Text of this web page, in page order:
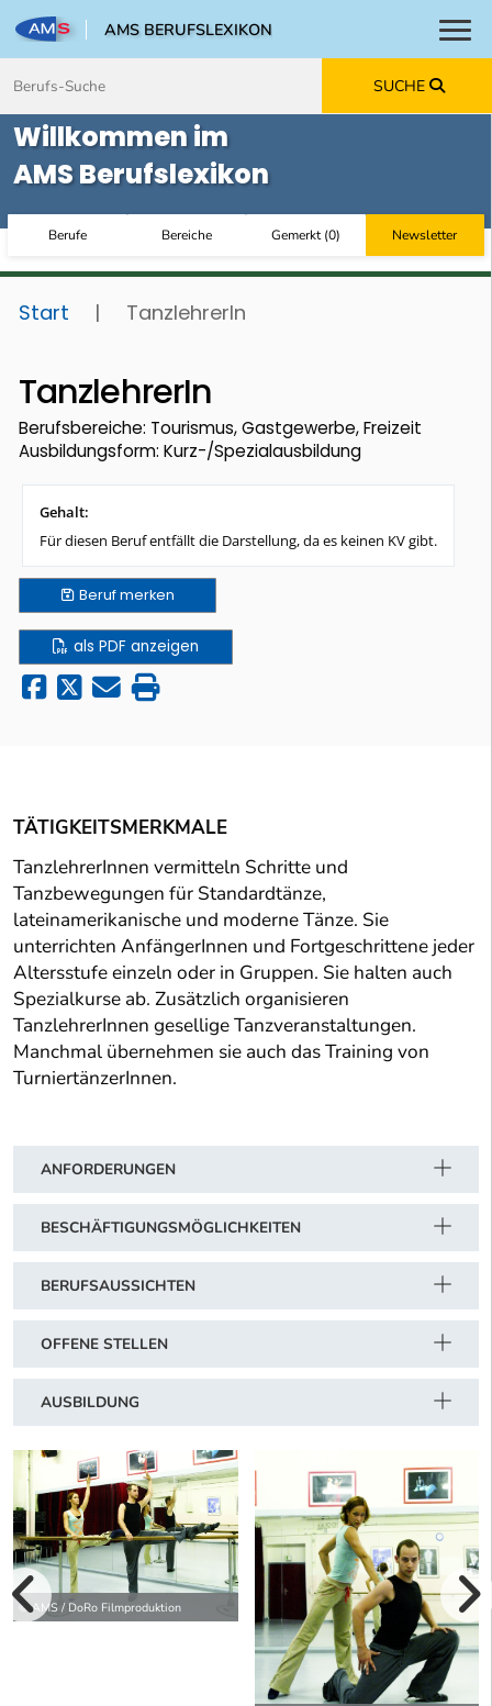
AMS BERUFSLEXIKON
SUCHE
Willkommen im
AMS Berufslexikon
Berufe Bereiche Gemerkt(0) Newsletter
Start | TanzlehrerIn
TanzlehrerIn
Berufsbereiche: Tourismus, Gastgewerbe, Freizeit
Ausbildungsform: Kurz-/Spezialausbildung
Gehalt:
Für diesen Beruf entfällt die Darstellung, da es keinen KV gibt.
Berufmerken
als PDF anzeigen
TÄTIGKEITSMERKMALE
TanzlehrerInnen vermitteln Schritte und
Tanzbewegungen für Standardtänze,
lateinamerikanische und moderne Tänze. Sie
unterrichten AnfängerInnen und Fortgeschrittene jeder
Altersstufe einzeln oder in Gruppen. Sie halten auch
Spezialkurse ab. Zusätzlich organisieren
TanzlehrerInnen gesellige Tanzveranstaltungen.
Manchmal übernehmen sie auch das Training von
TurniertänzerInnen.
ANFORDERUNGEN
BESCHÄFTIGUNGSMÖGLICHKEITEN
BERUFSAUSSICHTEN
OFFENE STELLEN
AUSBILDUNG
© AMS / DoRo Filmproduktion